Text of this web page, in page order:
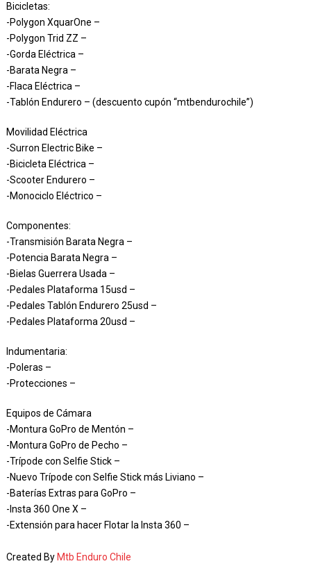
Bicicletas:
-Polygon XquarOne –
-Polygon Trid ZZ –
-Gorda Eléctrica –
-Barata Negra –
-Flaca Eléctrica –
-Tablón Endurero – (descuento cupón “mtbendurochile”)
Movilidad Eléctrica
-Surron Electric Bike –
-Bicicleta Eléctrica –
-Scooter Endurero –
-Monociclo Eléctrico –
Componentes:
-Transmisión Barata Negra –
-Potencia Barata Negra –
-Bielas Guerrera Usada –
-Pedales Plataforma 15usd –
-Pedales Tablón Endurero 25usd –
-Pedales Plataforma 20usd –
Indumentaria:
-Poleras –
-Protecciones –
Equipos de Cámara
-Montura GoPro de Mentón –
-Montura GoPro de Pecho –
-Trípode con Selfie Stick –
-Nuevo Trípode con Selfie Stick más Liviano –
-Baterías Extras para GoPro –
-Insta 360 One X –
-Extensión para hacer Flotar la Insta 360 –
Created By Mtb Enduro Chile